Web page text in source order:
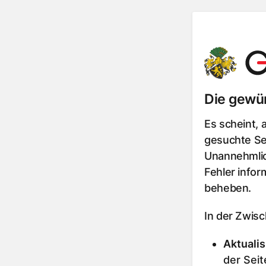
Die
Es scheint,
gesuchte
Fehler
beheben.
In der
der